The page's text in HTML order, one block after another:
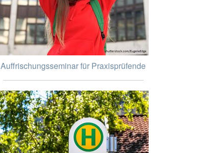
Auffrischungsseminar für Praxisprüfende